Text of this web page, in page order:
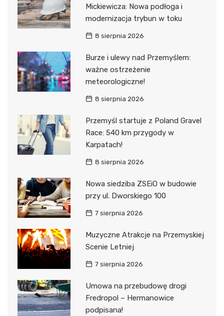
Mickiewicza: Nowa podłoga i
modernizacja trybun w toku
8 sierpnia 2026
Burze i ulewy nad Przemyślem:
ważne ostrzeżenie
meteorologiczne!
8 sierpnia 2026
Przemyśl startuje z Poland Gravel
Race: 540 km przygody w
Karpatach!
8 sierpnia 2026
Nowa siedziba ZSEiO w budowie
przy ul. Dworskiego 100
7 sierpnia 2026
Muzyczne Atrakcje na Przemyskiej
Scenie Letniej
7 sierpnia 2026
Umowa na przebudowę drogi
Fredropol – Hermanowice
podpisana!